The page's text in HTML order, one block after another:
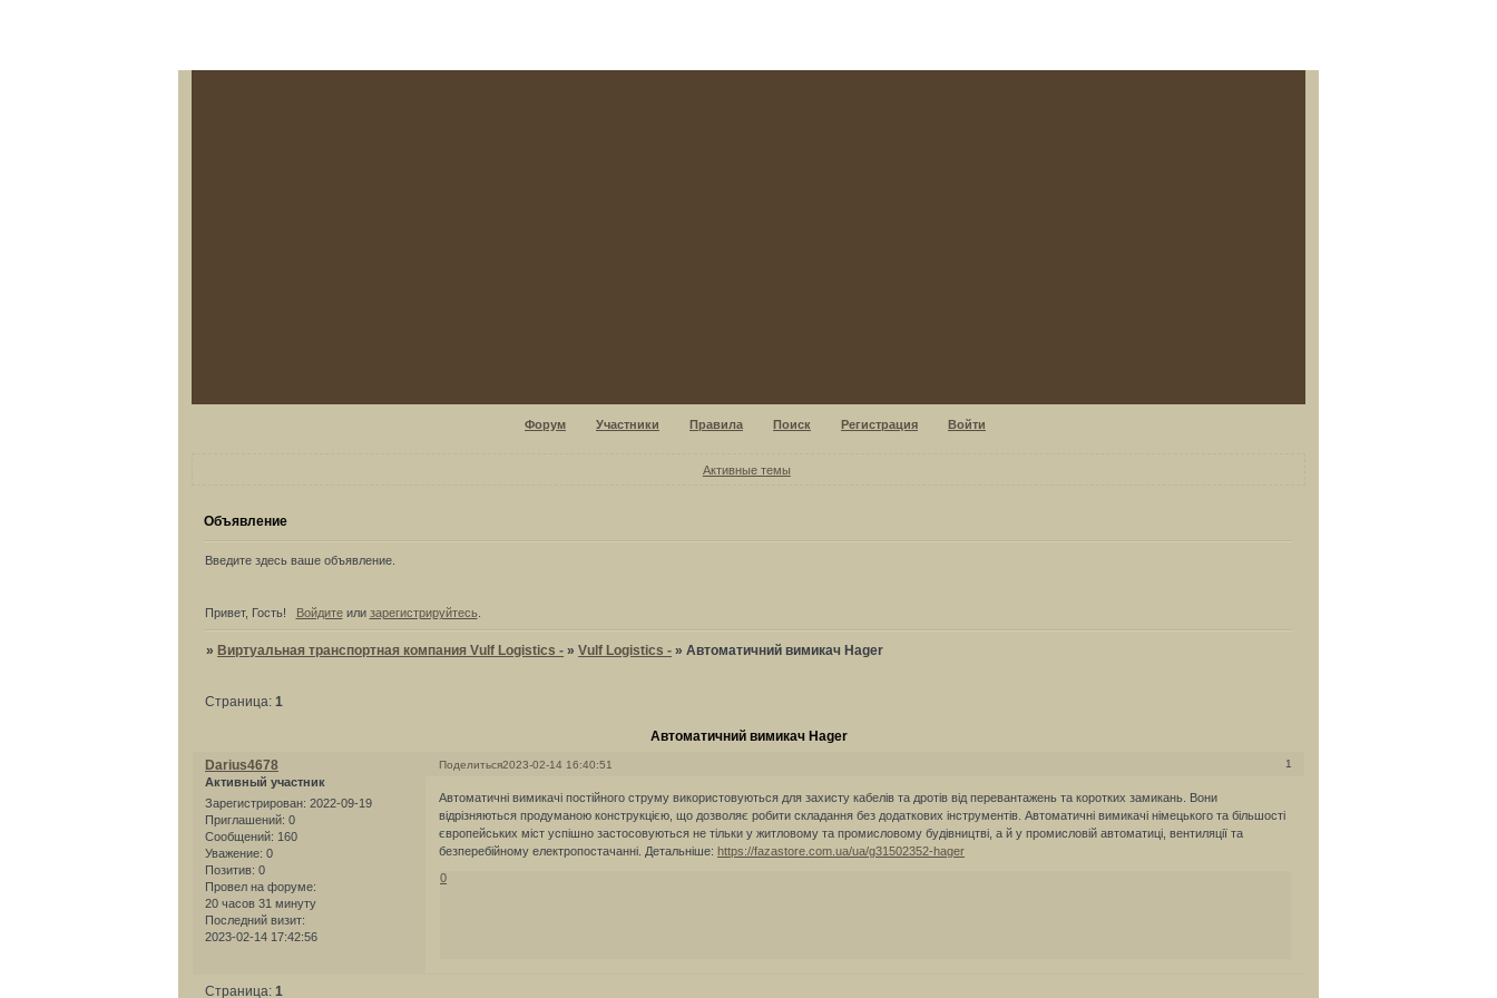
Форум Участники Правила Поиск Регистрация Войти
Активные темы
Объявление
Введите здесь ваше объявление.
Привет, Гость! Войдитеили зарегистрируйтесь.
»Виртуальная транспортная компания Vulf Logistics - »Vulf Logistics - »Автоматичний вимикач Hager
Автоматичний вимикач Hager
Страница: 1
Поделиться 1
2023-02-14 16:40:51
Darius4678
Активный участник
Зарегистрирован: 2022-09-19
Приглашений: 0
Сообщений: 160
Уважение: 0
Позитив: 0
Провел на форуме:
20 часов 31 минуту
Последний визит:
2023-02-14 17:42:56
Автоматичні вимикачі постійного струму використовуються для захисту кабелів та дротів від перевантажень та коротких замикань. Вони
відрізняються продуманою конструкцією, що дозволяє робити складання без додаткових інструментів. Автоматичні вимикачі німецького та більшості
європейських міст успішно застосовуються не тільки у житловому та промисловому будівництві, а й у промисловій автоматиці, вентиляції та
безперебійному електропостачанні. Детальніше:https://fazastore.com.ua/ua/g31502352-hager
0
Страница:1